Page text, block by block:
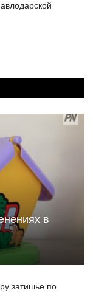
в
затишье по